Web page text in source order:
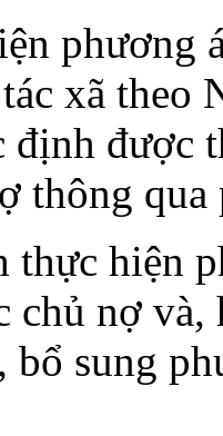
phương
xã
định được
thông
thực hiện
chủ nợ
bổ sung